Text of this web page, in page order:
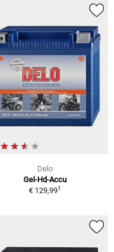
Delo
Gel-Hd-Accu
€ 129,991